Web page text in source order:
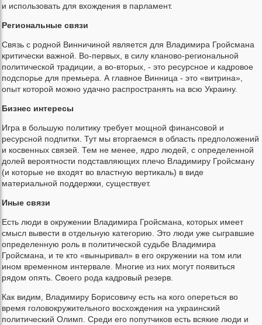
и использовать для вхождения в парламент.
Региональные связи
Связь с родной Винничиной является для Владимира Гройсмана
критически важной. Во-первых, в силу кланово-региональной
политической традиции, а во-вторых, - это ресурсное и кадровое
подспорье для премьера. А главное Винница - это «витрина»,
опыт которой можно удачно распространять на всю Украину.
Бизнес интересы
Игра в большую политику требует мощной финансовой и
ресурсной подпитки. Тут мы вторгаемся в область предположений
и косвенных связей. Тем не менее, ядро людей, с определенной
долей вероятности подставляющих плечо Владимиру Гройсману
(и которые не входят во властную вертикаль) в виде
материальной поддержки, существует.
Иные связи
Есть люди в окружении Владимира Гройсмана, которых имеет
смысл вывести в отдельную категорию. Это люди уже сыгравшие
определенную роль в политической судьбе Владимира
Гройсмана, и те кто «выныривал» в его окружении на том или
ином временном интервале. Многие из них могут появиться
рядом опять. Своего рода кадровый резерв.
Как видим, Владимиру Борисовичу есть на кого опереться во
время головокружительного восхождения на украинский
политический Олимп. Среди его попутчиков есть всякие люди и